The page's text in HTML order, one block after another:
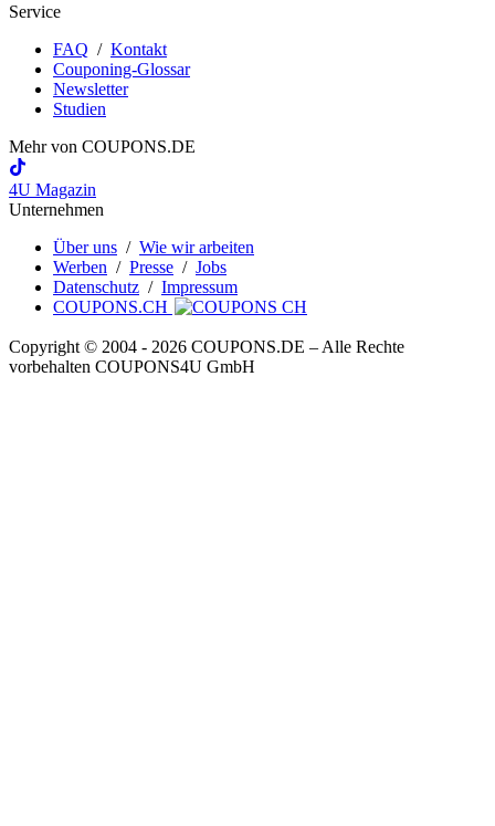
Service
FAQ / Kontakt
Couponing-Glossar
Newsletter
Studien
Mehr von COUPONS.DE
4U Magazin
Unternehmen
Über uns / Wie wir arbeiten
Werben / Presse / Jobs
Datenschutz / Impressum
COUPONS.CH
Copyright © 2004 ‐ 2026 COUPONS.DE – Alle Rechte
vorbehalten COUPONS4U GmbH